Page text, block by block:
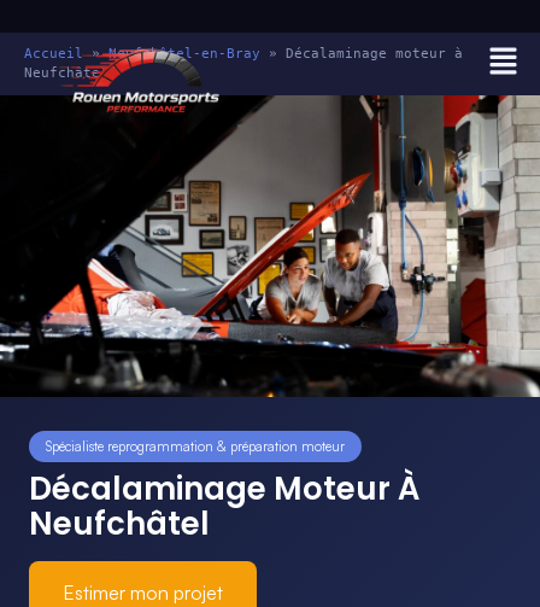
Accueil»Neufchâtel-en-Bray »
Décalaminage moteur à
Neufchâtel
Spécialiste reprogrammation & préparation moteur
Décalaminage Moteur À
Neufchâtel
Estimer mon projet